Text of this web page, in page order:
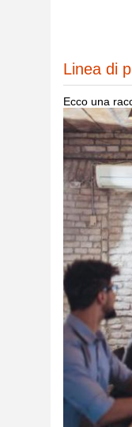
Linea di
Ecco una